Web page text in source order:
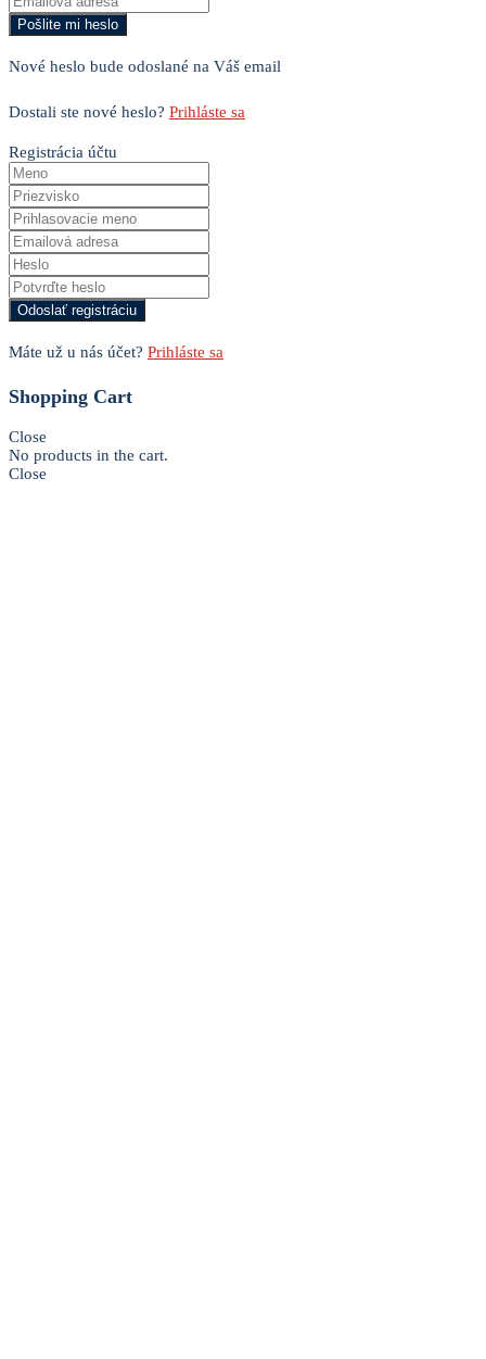
Nové heslo bude odoslané na Váš email
Dostali ste nové heslo? Prihláste sa
Registrácia účtu
Máte už u nás účet? Prihláste sa
Shopping Cart
Close
No products in the cart.
Close